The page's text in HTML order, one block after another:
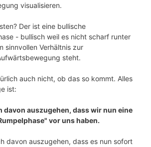
visualisieren.
Der ist eine bullische
- bullisch weil es nicht scharf runter
sinnvollen Verhältnis zur
steht.
auch nicht, ob das so kommt. Alles
ist:
davon auszugehen, dass wir nun eine
vor uns haben.
davon auszugehen, dass es nun sofort